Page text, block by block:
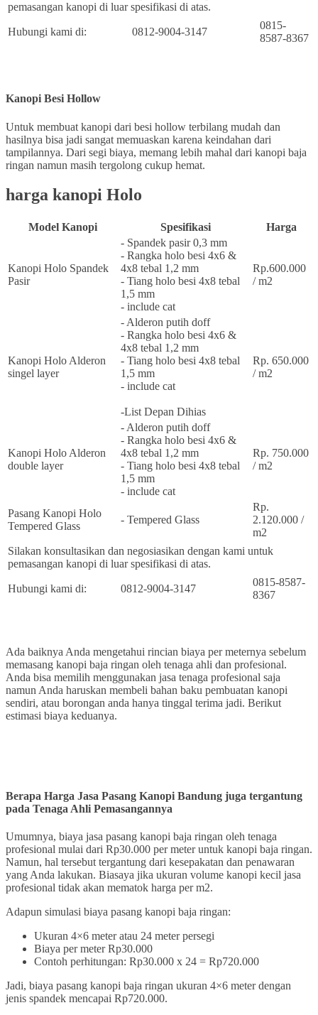
pemasangan kanopi di luar spesifikasi di atas.
Hubungi kami di: 0812-9004-3147
0815-
8587-8367
Kanopi Besi Hollow
Untuk membuat kanopi dari besi hollow terbilang mudah dan
hasilnya bisa jadi sangat memuaskan karena keindahan dari
tampilannya. Dari segi biaya, memang lebih mahal dari kanopi baja
ringan namun masih tergolong cukup hemat.
harga kanopi Holo
Model Kanopi Spesifikasi Harga
Kanopi Holo Spandek
Pasir
- Spandek pasir 0,3 mm
- Rangka holo besi 4x6 &
4x8 tebal 1,2 mm
- Tiang holo besi 4x8 tebal
1,5 mm
- include cat
Rp.600.000
/ m2
Kanopi Holo Alderon
singel layer
- Alderon putih doff
- Rangka holo besi 4x6 &
4x8 tebal 1,2 mm
- Tiang holo besi 4x8 tebal
1,5 mm
- include cat
-List Depan Dihias
Rp. 650.000
/ m2
Kanopi Holo Alderon
double layer
- Alderon putih doff
- Rangka holo besi 4x6 &
4x8 tebal 1,2 mm
- Tiang holo besi 4x8 tebal
1,5 mm
- include cat
Rp. 750.000
/ m2
Pasang Kanopi Holo
Tempered Glass
- Tempered Glass
Rp.
2.120.000 /
m2
Silakan konsultasikan dan negosiasikan dengan kami untuk
pemasangan kanopi di luar spesifikasi di atas.
Hubungi kami di: 0812-9004-3147
0815-8587-
8367
Ada baiknya Anda mengetahui rincian biaya per meternya sebelum
memasang kanopi baja ringan oleh tenaga ahli dan profesional.
Anda bisa memilih menggunakan jasa tenaga profesional saja
namun Anda haruskan membeli bahan baku pembuatan kanopi
sendiri, atau borongan anda hanya tinggal terima jadi. Berikut
estimasi biaya keduanya.
Berapa Harga Jasa Pasang Kanopi Bandung juga tergantung
pada Tenaga Ahli Pemasangannya
Umumnya, biaya jasa pasang kanopi baja ringan oleh tenaga
profesional mulai dari Rp30.000 per meter untuk kanopi baja ringan.
Namun, hal tersebut tergantung dari kesepakatan dan penawaran
yang Anda lakukan. Biasaya jika ukuran volume kanopi kecil jasa
profesional tidak akan mematok harga per m2.
Adapun simulasi biaya pasang kanopi baja ringan:
Ukuran 4×6 meter atau 24 meter persegi
Biaya per meter Rp30.000
Contoh perhitungan: Rp30.000 x 24 = Rp720.000
Jadi, biaya pasang kanopi baja ringan ukuran 4×6 meter dengan
jenis spandek mencapai Rp720.000.